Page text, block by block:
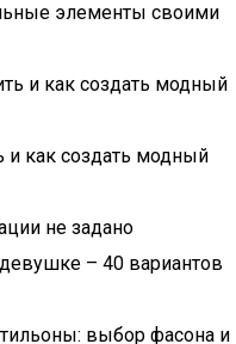
элементы своими
и как создать модный
– 40 вариантов